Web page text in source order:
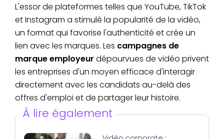
L'essor de plateformes telles que YouTube, TikTok
et Instagram a stimulé la popularité de la vidéo,
un format qui favorise l'authenticité et crée un
lien avec les marques. Les campagnes de
marque employeur dépourvues de vidéo privent
les entreprises d'un moyen efficace d'interagir
directement avec les candidats au-delà des
offres d'emploi et de partager leur histoire.
À lire également